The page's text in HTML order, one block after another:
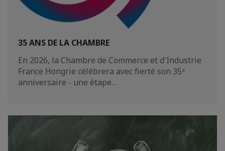
35 ANS DE LA CHAMBRE
En 2026, la Chambre de Commerce et d'Industrie
France Hongrie célébrera avec fierté son 35ᵉ
anniversaire - une étape…